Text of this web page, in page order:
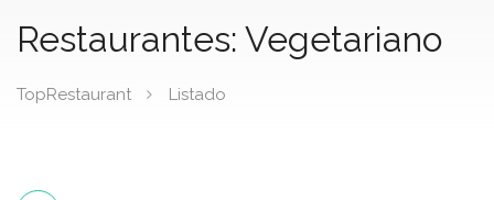
Restaurantes: Vegetariano
TopRestaurant Listado